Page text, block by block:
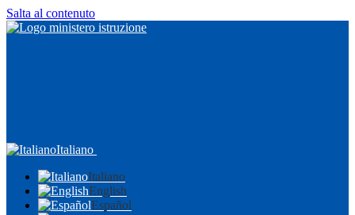
Salta al contenuto
Italiano
Italiano
English
Español